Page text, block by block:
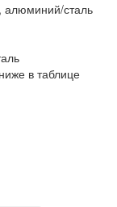
в таблице